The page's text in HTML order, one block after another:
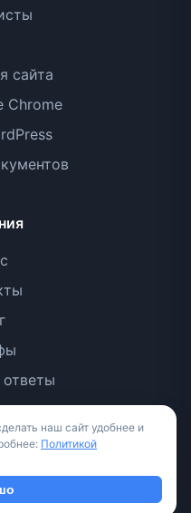
сайта
Chrome
наш сайт удобнее и
Политикой